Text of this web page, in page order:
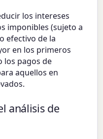
los intereses
imponibles (sujeto a
efectivo de la
en los primeros
los pagos de
aquellos en
análisis de